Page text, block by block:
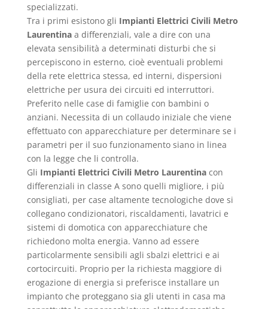
specializzati.
Tra i primi esistono gli Impianti Elettrici Civili Metro
Laurentinaa differenziali, vale a dire con una
elevata sensibilità a determinati disturbi che si
percepiscono in esterno, cioè eventuali problemi
della rete elettrica stessa, ed interni, dispersioni
elettriche per usura dei circuiti ed interruttori.
Preferito nelle case di famiglie con bambini o
anziani. Necessita di un collaudo iniziale che viene
effettuato con apparecchiature per determinare se i
parametri per il suo funzionamento siano in linea
con la legge che li controlla.
Gli Impianti Elettrici Civili Metro Laurentinacon
differenziali in classe A sono quelli migliore, i più
consigliati, per case altamente tecnologiche dove si
collegano condizionatori, riscaldamenti, lavatrici e
sistemi di domotica con apparecchiature che
richiedono molta energia. Vanno ad essere
particolarmente sensibili agli sbalzi elettrici e ai
cortocircuiti. Proprio per la richiesta maggiore di
erogazione di energia si preferisce installare un
impianto che proteggano sia gli utenti in casa ma